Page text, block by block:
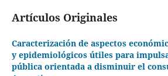
Artículos Originales
Caracterización de aspectos
y epidemiológicos útiles para
pública orientada a disminuir el